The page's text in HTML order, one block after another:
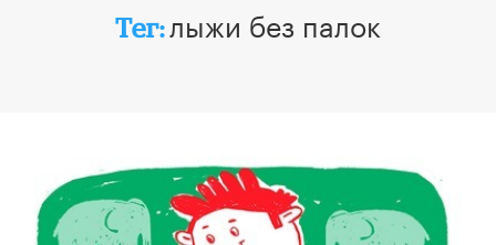
Тег:лыжи без палок